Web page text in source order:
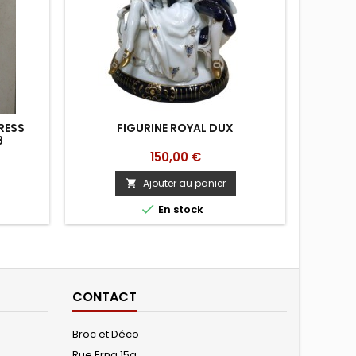
FIGURINE ROYAL DUX
Prix
150,00 €
 Ajouter au panier
 En stock
CONTACT
Broc et Déco